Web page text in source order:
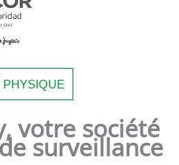
votre société
surveillance